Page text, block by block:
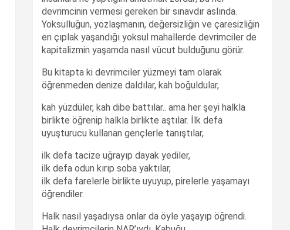
devrimcinin vermesi gereken bir sınavdır aslında.
Yoksulluğun, yozlaşmanın, değersizliğin ve çaresizliğin
en çıplak yaşandığı yoksul mahallerde devrimciler de
kapitalizmin yaşamda nasıl vücut bulduğunu görür.
Bu kitapta ki devrimciler yüzmeyi tam olarak
öğrenmeden denize daldılar, kah boğuldular,
kah yüzdüler, kah dibe battılar.. ama her şeyi halkla
birlikte öğrenip halkla birlikte aştılar. İlk defa
uyuşturucu kullanan gençlerle tanıştılar,
ilk defa tacize uğrayıp dayak yediler,
ilk defa odun kırıp soba yaktılar,
ilk defa farelerle birlikte uyuyup, pirelerle yaşamayı
öğrendiler.
Halk nasıl yaşadıysa onlar da öyle yaşayıp öğrendi.